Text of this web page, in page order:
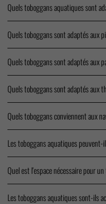
Quels toboggans aquatiques sont
Quels toboggans sont adaptés aux
Quels toboggans sont adaptés aux
Quels toboggans sont adaptés aux
Quels toboggans conviennent aux
Les toboggans aquatiques
Quel est l'espace nécessaire pour
Les toboggans aquatiques sont-ils